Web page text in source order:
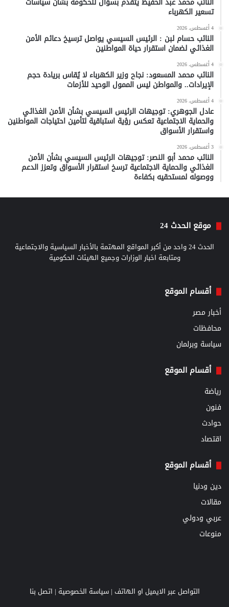
تسعير الكهرباء
4 أغسطس، 2026
النائب حسام لبن : الرئيس السيسي يواصل ترسيخ دعائم الأمن
الغذائي لضمان استقرار حياة المواطنين
4 أغسطس، 2026
النائب محمد المسعود: نجاح وزير الكهرباء لا يُقاس بريادة حجم
الإيرادات.. والمواطن ليس الممول الوحيد للأزمات
4 أغسطس، 2026
عادل الجوهري: توجيهات الرئيس السيسي بشأن الأمن الغذائي
والحماية الاجتماعية تعكس رؤية استباقية لتأمين احتياجات المواطنين
واستقرار الأسواق
3 أغسطس، 2026
النائب محمد أبو النصر: توجيهات الرئيس السيسي بشأن الأمن
الغذائي والحماية الاجتماعية ترسخ استقرار الأسواق وتعزز الدعم
ووصوله لمستحقيه بكفاءة
موقع الحدث 24
الحدث 24 واحد من أكبر المواقع المهتمة بالأخبار السياسية والاجتماعية
ومتابعة اخبار الوزارات وجميع الهيئات الحكومية
أقسام الموقع
أخبار مصر
محافظات
سياسة وبرلمان
أقسام الموقع
رياضة
فنون
حوادث
اقتصاد
أقسام الموقع
دين ودنيا
مقالات
عربي ودولي
منوعات
التواصل عبر الايميل او الهاتف |سياسة الخصوصية | اتصل بنا